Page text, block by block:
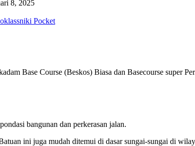
8, 2025
Pocket
Base Course (Beskos) Biasa dan Basecourse super
bangunan dan perkerasan jalan.
ini juga mudah ditemui di dasar sungai-sungai di